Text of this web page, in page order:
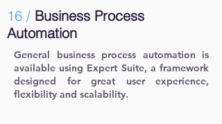
16 / Business Process
Automation
General business process automation is
available using Expert Suite, a framework
designed for great user experience,
flexibility and scalability.